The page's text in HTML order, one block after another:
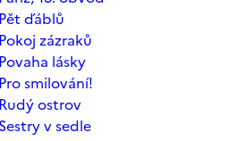
ďáblů
zázraků
lásky
smilování!
ostrov
v sedle